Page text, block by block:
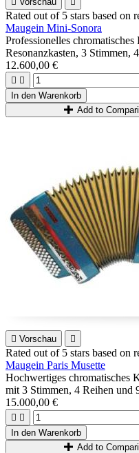
Rated out of 5 stars based on
Maugein Mini-Sonora
Professionelles
Resonanzkasten, 3 Stimmen,
der reinen Maugein -
Holzgehäuse...
Möglichkeit 3+3 oder 2+4.
Ideal für fortgeschrittene
12.600,00 €
 
In den Warenkorb
Add to
 Vorschau 
Rated out of 5 stars based on
Maugein Paris Musette
Hochwertiges chromatisches
mit 3 Stimmen, 4 Reihen und
Maugein -Tradition:
Qualität, leichtes
Ideal für fortgeschrittene/
Sound und ein volles
15.000,00 €
 
In den Warenkorb
Add to